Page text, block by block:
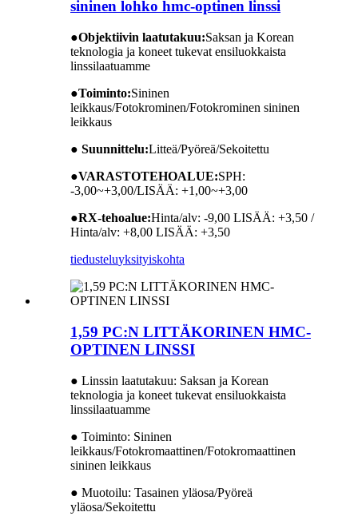
sininen lohko hmc-optinen linssi
●Objektiivin laatutakuu:Saksan ja Korean
teknologia ja koneet tukevat ensiluokkaista
linssilaatuamme
●Toiminto:Sininen
leikkaus/Fotokrominen/Fotokrominen sininen
leikkaus
● Suunnittelu:Litteä/Pyöreä/Sekoitettu
●VARASTOTEHOALUE:SPH:
-3,00~+3,00/LISÄÄ: +1,00~+3,00
●RX-tehoalue:Hinta/alv: -9,00 LISÄÄ: +3,50 /
Hinta/alv: +8,00 LISÄÄ: +3,50
tiedusteluyksityiskohta
1,59 PC:N LITTÄKORINEN HMC-
OPTINEN LINSSI
● Linssin laatutakuu: Saksan ja Korean
teknologia ja koneet tukevat ensiluokkaista
linssilaatuamme
● Toiminto: Sininen
leikkaus/Fotokromaattinen/Fotokromaattinen
sininen leikkaus
● Muotoilu: Tasainen yläosa/Pyöreä
yläosa/Sekoitettu